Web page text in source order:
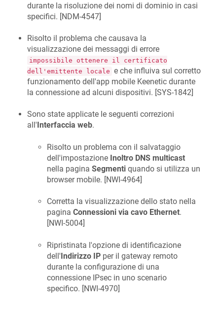
durante la risoluzione dei nomi di dominio in casi
specifici. [NDM-4547]
Risolto il problema che causava la
visualizzazione dei messaggi di errore
impossibile ottenere il certificato
dell'emittente locale e che influiva sul corretto
funzionamento dell'app mobile Keenetic durante
la connessione ad alcuni dispositivi. [SYS-1842]
Sono state applicate le seguenti correzioni
all' Interfaccia web.
Risolto un problema con il salvataggio
dell'impostazione Inoltro DNS multicast
nella pagina Segmenti quando si utilizza un
browser mobile. [NWI-4964]
Corretta la visualizzazione dello stato nella
pagina Connessioni via cavo Ethernet.
[NWI-5004]
Ripristinata l'opzione di identificazione
dell'Indirizzo IP per il gateway remoto
durante la configurazione di una
connessione IPsec in uno scenario
specifico. [NWI-4970]